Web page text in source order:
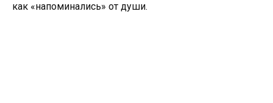
как «напоминались» от души.